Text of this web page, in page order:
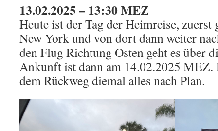
13.02.2025– 13:30 MEZ
Heute ist der Tag der Heimreise, zuerst
New York und von dort dann weiter
den Flug Richtung Osten geht es über
Ankunft ist dann am 14.02.2025 MEZ.
dem Rückweg diemal alles nach Plan.